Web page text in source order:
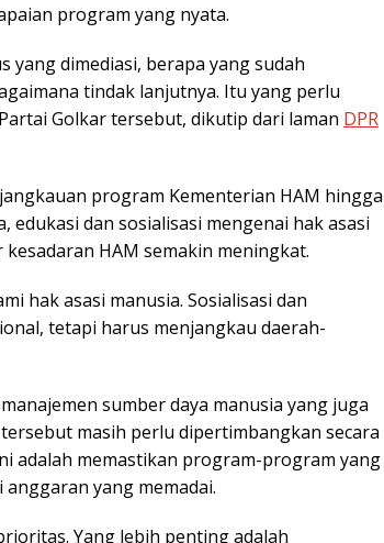
program yang nyata.
yang dimediasi, berapa yang sudah
tindak lanjutnya. Itu yang perlu
Golkar tersebut, dikutip dari laman DPR
program Kementerian HAM hingga
dan sosialisasi mengenai hak asasi
HAM semakin meningkat.
hak asasi manusia. Sosialisasi dan
tetapi harus menjangkau daerah-
sumber daya manusia yang juga
masih perlu dipertimbangkan secara
adalah memastikan program-program yang
yang memadai.
Yang lebih penting adalah